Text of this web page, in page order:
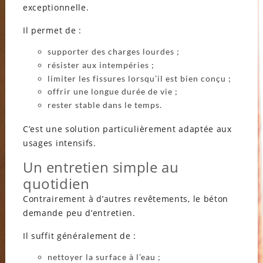
exceptionnelle.
Il permet de :
supporter des charges lourdes ;
résister aux intempéries ;
limiter les fissures lorsqu’il est bien conçu ;
offrir une longue durée de vie ;
rester stable dans le temps.
C’est une solution particulièrement adaptée aux
usages intensifs.
Un entretien simple au
quotidien
Contrairement à d’autres revêtements, le béton
demande peu d’entretien.
Il suffit généralement de :
nettoyer la surface à l’eau ;